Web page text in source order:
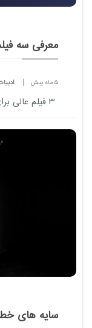
معرفی سه
5 ماه پیش
سایه های